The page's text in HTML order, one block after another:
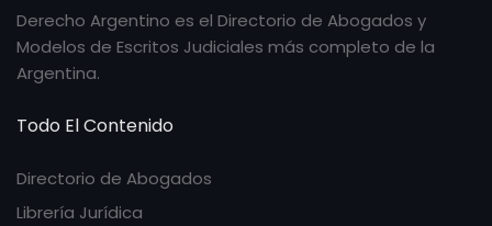
Derecho Argentino es el Directorio de Abogados y
Modelos de Escritos Judiciales más completo de la
Argentina.
Todo El Contenido
Directorio de Abogados
Librería Jurídica